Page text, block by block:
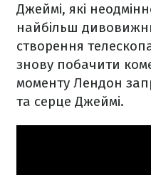
Джеймі, які
найбільш
створення
знову побачити
моменту Лендон
та серце Джеймі.